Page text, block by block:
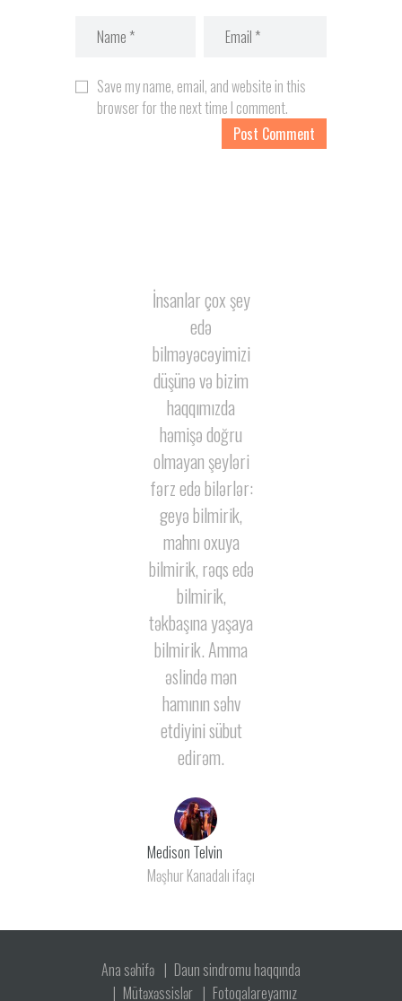
Save my name, email, and website in this
browser for the next time I comment.
İnsanlar çox şey
edə
bilməyəcəyimizi
düşünə və bizim
haqqımızda
həmişə doğru
olmayan şeyləri
fərz edə bilərlər:
geyə bilmirik,
mahnı oxuya
bilmirik, rəqs edə
bilmirik,
təkbaşına yaşaya
bilmirik.Amma
əslində mən
hamının səhv
etdiyini sübut
edirəm.
Medison Telvin
Məşhur Kanadalı ifaçı
Ana səhifə
Daun sindromu haqqında
Mütəxəssislər
Fotoqalareyamız